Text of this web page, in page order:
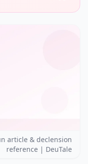
article & declension
reference | DeuTale